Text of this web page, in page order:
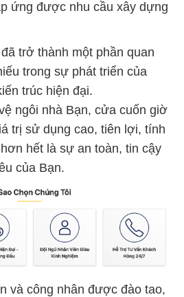
ứng được nhu cầu xây dựng
trở thành một phần quan
trong sự phát triển của
trúc hiện đại.
ngôi nhà Bạn, cửa cuốn giờ
trị sử dụng cao, tiên lợi, tính
hết là sự an toàn, tin cậy
của Bạn.
và công nhân được đào tao,